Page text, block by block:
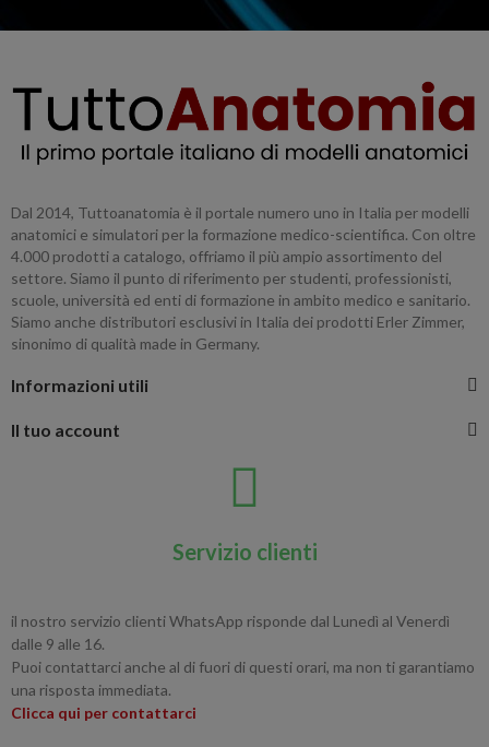
Dal 2014, Tuttoanatomia è il portale numero uno in Italia per modelli
anatomici e simulatori per la formazione medico-scientifica. Con oltre
4.000 prodotti a catalogo, offriamo il più ampio assortimento del
settore. Siamo il punto di riferimento per studenti, professionisti,
scuole, università ed enti di formazione in ambito medico e sanitario.
Siamo anche distributori esclusivi in Italia dei prodotti Erler Zimmer,
sinonimo di qualità made in Germany.
Informazioni utili
Il tuo account
Servizio clienti
il nostro servizio clienti WhatsApp risponde dal Lunedì al Venerdì
dalle 9 alle 16.
Puoi contattarci anche al di fuori di questi orari, ma non ti garantiamo
una risposta immediata.
Clicca qui per contattarci